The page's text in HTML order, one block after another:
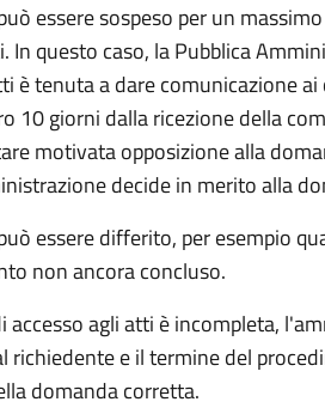
essere sospeso per un
In questo caso, la Pubblica
è tenuta a dare comunicazione
10 giorni dalla ricezione della
motivata opposizione alla
decide in merito alla
essere differito, per esempio
non ancora concluso.
accesso agli atti è incompleta,
richiedente e il termine del
domanda corretta.